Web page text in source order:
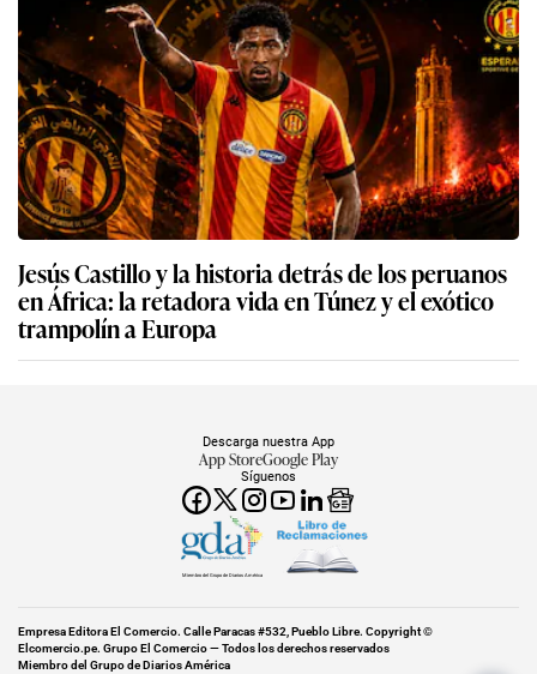
Jesús Castillo y la historia detrás de los peruanos
en África: la retadora vida en Túnez y el exótico
trampolín a Europa
Síguenos
Descarga nuestra App
App StoreGoogle Play
Miembro del Grupo de Diarios América
Empresa Editora El Comercio. Calle Paracas #532, Pueblo Libre. Copyright ©
Elcomercio.pe. Grupo El Comercio — Todos los derechos reservados
Miembro del Grupo de Diarios América